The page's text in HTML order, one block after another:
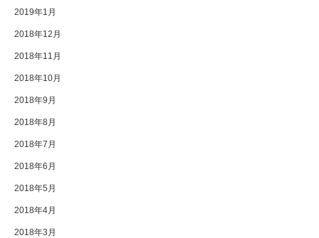
2019年1月
2018年12月
2018年11月
2018年10月
2018年9月
2018年8月
2018年7月
2018年6月
2018年5月
2018年4月
2018年3月